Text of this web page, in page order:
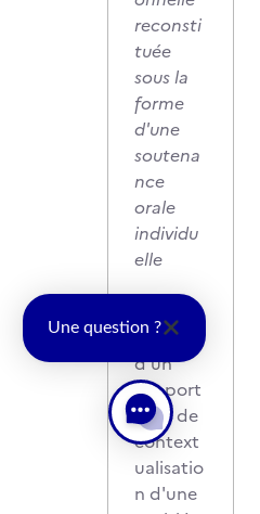
reconsti
tuée
sous la
forme
d'une
soutena
nce
orale
individu
elle
base
d’un
support
écrit de
context
ualisatio
n d'une
Une question ?